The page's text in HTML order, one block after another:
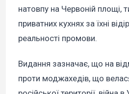
натовпу на Червоній площі,
приватних кухнях за їхні
реальності промови.
Видання зазначає, що на
проти моджахедів, що